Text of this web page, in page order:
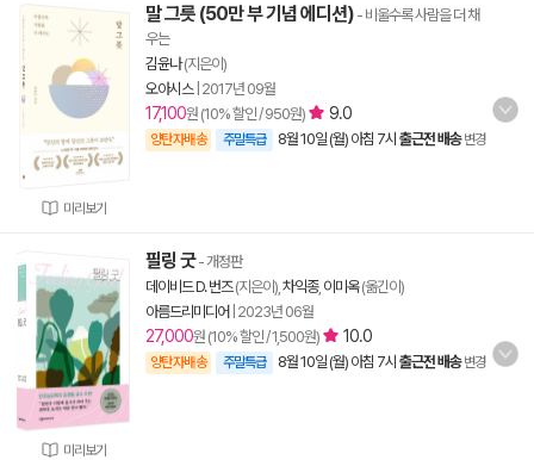
미리보기
말 그릇 (50만 부 기념 에디션) - 비울수록 사람을 더 채
우는
김윤나(지은이)
오아시스| 2017년 09월
17,100원 (10% 할인 / 950원) 9.0
양탄자배송 주말특급 8월 10일 (월) 아침 7시 출근전 배송 변경
미리보기
필링 굿- 개정판
데이비드 D. 번즈(지은이), 차익종, 이미옥(옮긴이)
아름드리미디어 2023년 06월
27,000원 (10% 할인 / 1,500원) 10.0
양탄자배송 주말특급 8월 10일 (월) 아침 7시 출근전 배송 변경